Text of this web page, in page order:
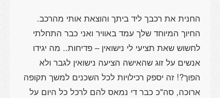
החנית את רכבך ליד ביתך והוצאת אותי מהרכב.
החיוך המיוחד שלך עמד באוויר ואני כבר התחלתי
לחשוש שאת תציעי לי נישואין – פדיחות.. מה יגידו
אנשים על זוג שהאישה הציעה נישואין לגבר ולא
הפוך?! זה יספק רכילויות לכל השכנים למשך תקופה
ארוכה, סה"כ כבר די נמאס להם לרכל כל היום על